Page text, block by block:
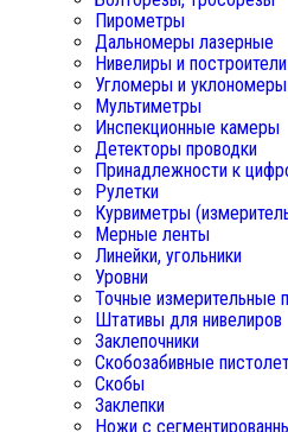
Пирометры
Дальномеры лазерные
Нивелиры и
Угломеры и
Мультиметры
Инспекционные камеры
Детекторы проводки
Принадлежности к
Рулетки
Курвиметры
Мерные ленты
Линейки, угольники
Уровни
Точные измерительные
Штативы для нивелиров
Заклепочники
Скобозабивные
Скобы
Заклепки
Ножи с